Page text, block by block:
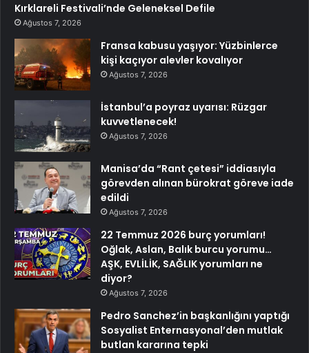
Kırklareli Festivali’nde Geleneksel Defile
Ağustos 7, 2026
Fransa kabusu yaşıyor: Yüzbinlerce
kişi kaçıyor alevler kovalıyor
Ağustos 7, 2026
İstanbul’a poyraz uyarısı: Rüzgar
kuvvetlenecek!
Ağustos 7, 2026
Manisa’da “Rant çetesi” iddiasıyla
görevden alınan bürokrat göreve iade
edildi
Ağustos 7, 2026
22 Temmuz 2026 burç yorumları!
Oğlak, Aslan, Balık burcu yorumu…
AŞK, EVLİLİK, SAĞLIK yorumları ne
diyor?
Ağustos 7, 2026
Pedro Sanchez’in başkanlığını yaptığı
Sosyalist Enternasyonal’den mutlak
butlan kararına tepki